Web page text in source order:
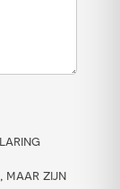
maar zijn